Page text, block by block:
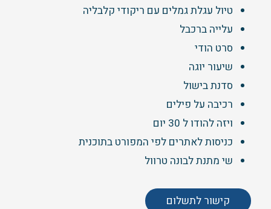
טיול עגלת גמלים עם ריקודי קלבליה
עלייה ברכבל
סרט הודי
שיעור יוגה
סדנת בישול
רכיבה על פילים
ויזה להודו ל 30 יום
כניסות לאתרים לפי המפורט בתוכנית
שי מתנת לבונה טרוול
קישור לתשלום